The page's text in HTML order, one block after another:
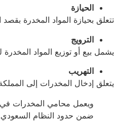
الحيازة
تتعلق بحيازة المواد المخدرة
الترويج
يشمل بيع أو توزيع المواد
التهريب
يتعلق إدخال المخدرات إلى
ويعمل محامي المخدرات في
ضمن حدود النظام